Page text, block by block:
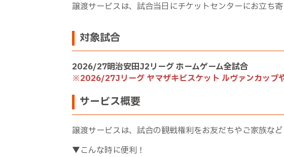
譲渡サービスは、試合当日にチケットセンターにお立ち
対象試合
2026/27明治安田J2リーグ ホームゲーム全試合
※2026/27Jリーグ ヤマザキビスケット ルヴァンカップ
サービス概要
譲渡サービスは、試合の観戦権利をお友だちやご家族な
▼こんな時に便利！